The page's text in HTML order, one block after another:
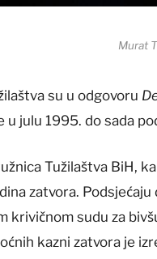
Murat
su u odgovoru
u julu 1995. do sada
Tužilaštva BiH,
zatvora.
krivičnom sudu za
kazni zatvora je